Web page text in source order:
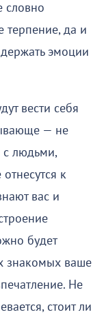
словно
терпение, да и
держать эмоции
вести себя
— не
с людьми,
к
вас и
будет
знакомых ваше
Не
стоит ли